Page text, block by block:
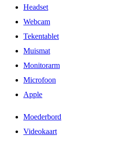
Headset
Webcam
Tekentablet
Muismat
Monitorarm
Microfoon
Apple
Moederbord
Videokaart